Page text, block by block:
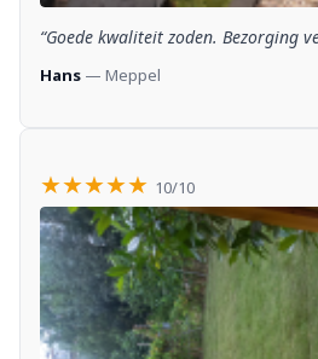
“Goede kwaliteit zoden. Bezorging
Hans — Meppel
★★★★★ 10/10